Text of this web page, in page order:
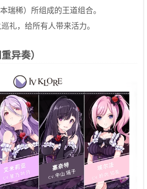
瑞稀）所组成的王道组合。
礼，给所有人带来活力。
异奏）